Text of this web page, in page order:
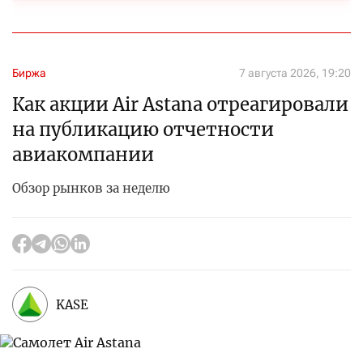
Биржа 7 августа 2026, 19:20
Как акции Air Astana отреагировали
на публикацию отчетности
авиакомпании
Обзор рынков за неделю
KASE